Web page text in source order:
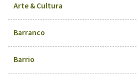
Arte & Cultura
Barranco
Barrio